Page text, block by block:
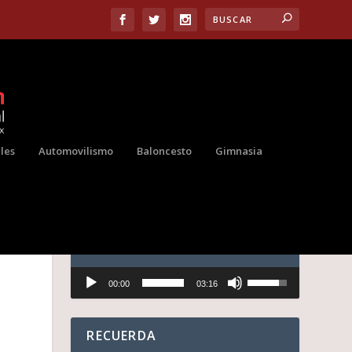
Automovilismo Baloncesto Gimnasia
audio
00:00 03:16
t
i
l
RECUERDA